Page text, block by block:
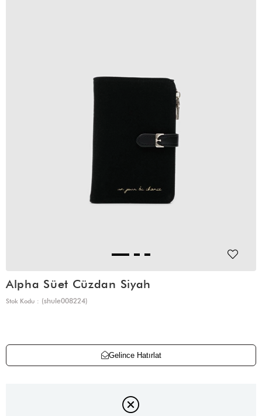
Alpha Süet Cüzdan Siyah
Stok Kodu (shule008224)
Gelince Hatırlat